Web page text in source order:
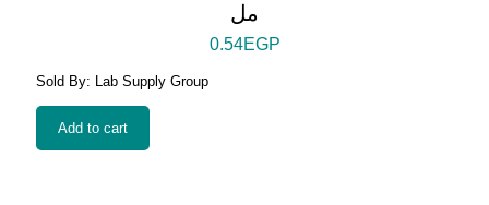
مل
0.54EGP
Sold By: Lab Supply Group
Add to cart